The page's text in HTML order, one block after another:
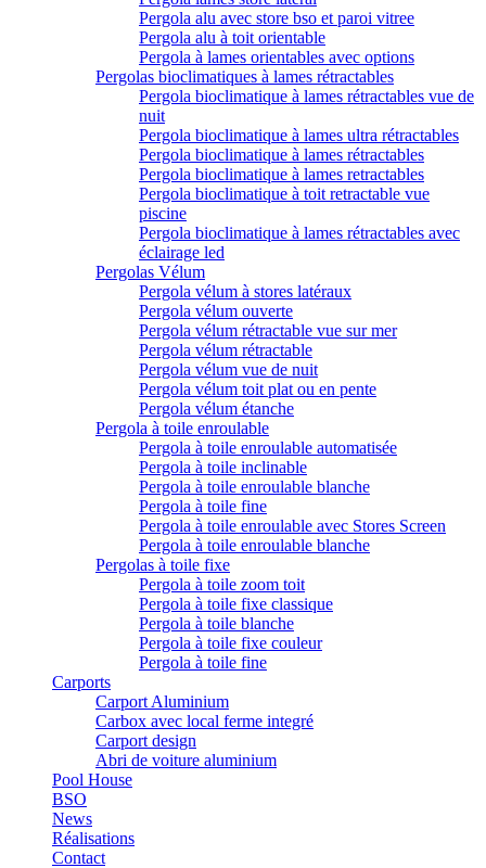
Pergola alu avec store bso et paroi vitree
Pergola alu à toit orientable
Pergola à lames orientables avec options
Pergolas bioclimatiques à lames rétractables
Pergola bioclimatique à lames rétractables vue de
nuit
Pergola bioclimatique à lames ultra rétractables
Pergola bioclimatique à lames rétractables
Pergola bioclimatique à lames retractables
Pergola bioclimatique à toit retractable vue
piscine
Pergola bioclimatique à lames rétractables avec
éclairage led
Pergolas Vélum
Pergola vélum à stores latéraux
Pergola vélum ouverte
Pergola vélum rétractable vue sur mer
Pergola vélum rétractable
Pergola vélum vue de nuit
Pergola vélum toit plat ou en pente
Pergola vélum étanche
Pergola à toile enroulable
Pergola à toile enroulable automatisée
Pergola à toile inclinable
Pergola à toile enroulable blanche
Pergola à toile fine
Pergola à toile enroulable avec Stores Screen
Pergola à toile enroulable blanche
Pergolas à toile fixe
Pergola à toile zoom toit
Pergola à toile fixe classique
Pergola à toile blanche
Pergola à toile fixe couleur
Pergola à toile fine
Carports
Carport Aluminium
Carbox avec local ferme integré
Carport design
Abri de voiture aluminium
Pool House
BSO
News
Réalisations
Contact